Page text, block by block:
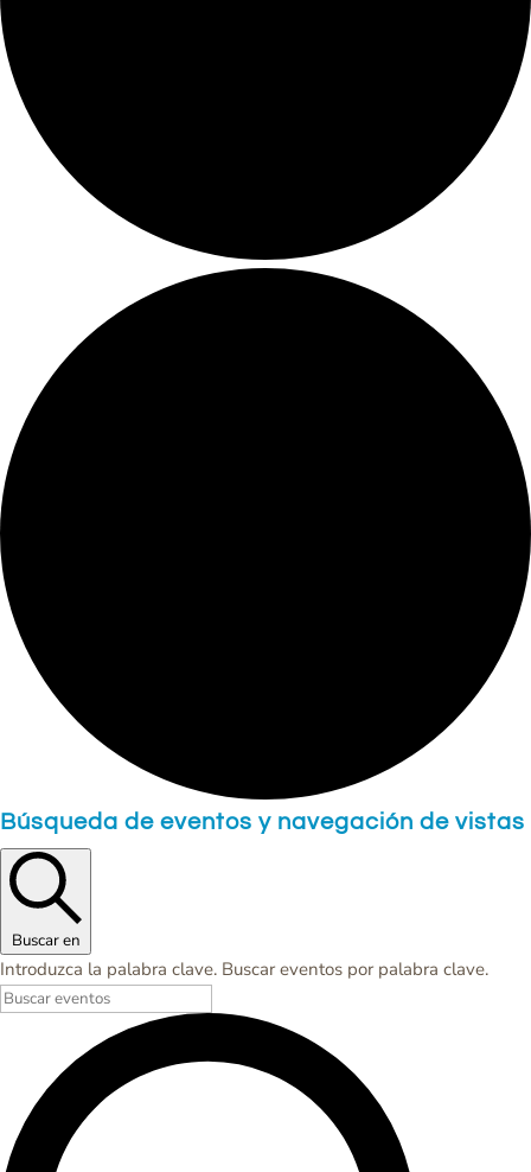
Eventos
Búsqueda de eventos y navegación de vistas
Buscar en
Introduzca la palabra clave. Buscar eventos por palabra clave.